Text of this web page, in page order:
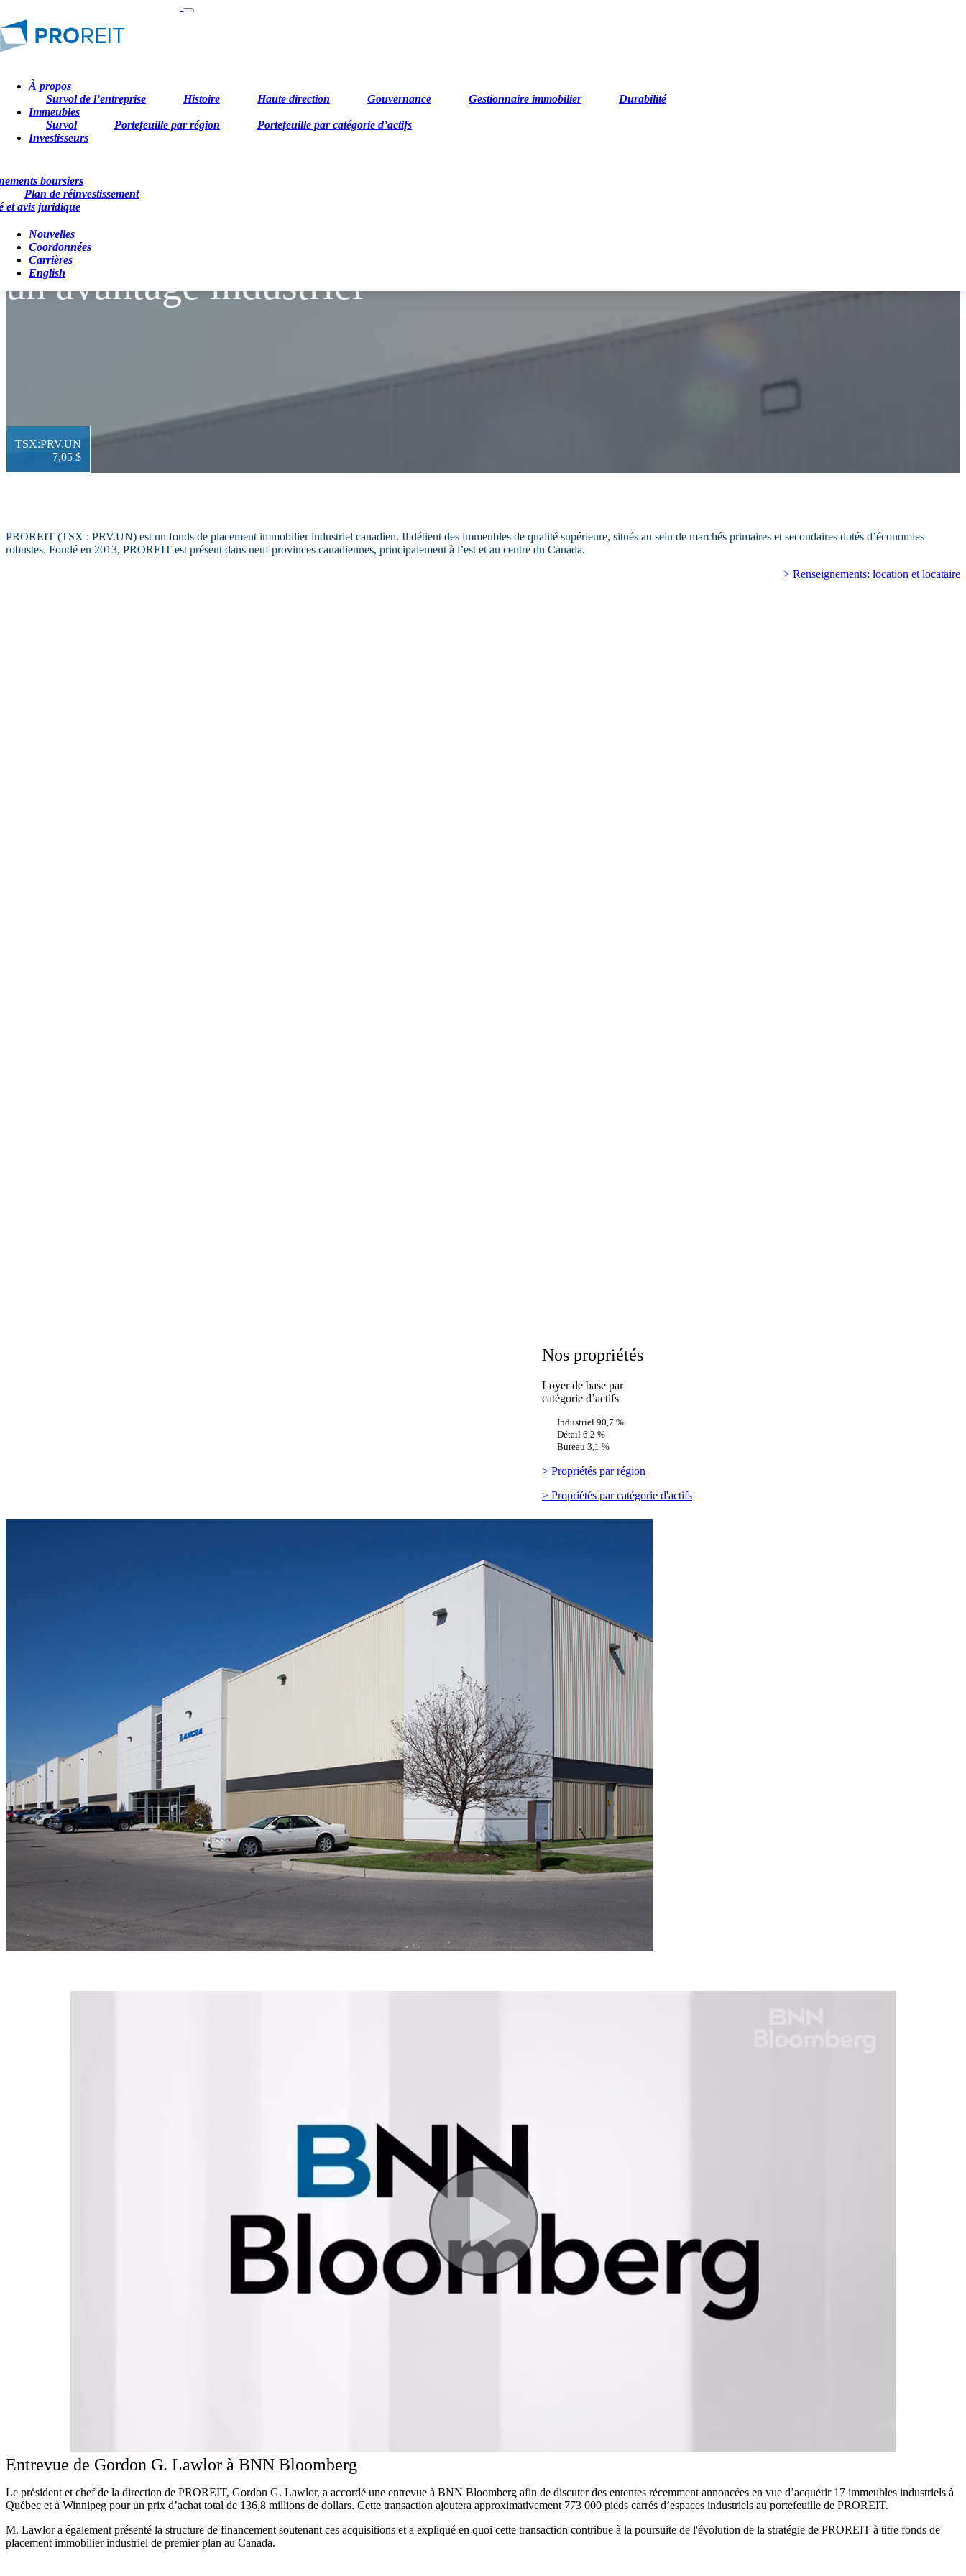
À propos
Survol de l’entreprise
Histoire Haute direction Gouvernance Gestionnaire immobilier
Durabilité
Immeubles
Survol
Portefeuille par région
Portefeuille par catégorie d’actifs
Investisseurs
boursiers
Plan de réinvestissement
et avis juridique
Nouvelles
Coordonnées
Carrières
English
Des fondements solides,
un avantage industriel
TSX:PRV.UN
7,05 $
PROREIT (TSX : PRV.UN) est un fonds de placement immobilier industriel canadien. Il détient des immeubles de qualité supérieure, situés au sein de marchés primaires et secondaires dotés d’économies
robustes. Fondé en 2013, PROREIT est présent dans neuf provinces canadiennes, principalement à l’est et au centre du Canada.
> Renseignements: location et locataire
Nos propriétés
Loyer de base par
catégorie d’actifs
Industriel 90,7 %
Détail 6,2 %
Bureau 3,1 %
> Propriétés par région
> Propriétés par catégorie d'actifs
Entrevue de Gordon G. Lawlor à BNN Bloomberg
Le président et chef de la direction de PROREIT, Gordon G. Lawlor, a accordé une entrevue à BNN Bloomberg afin de discuter des ententes récemment annoncées en vue d’acquérir 17 immeubles industriels à
Québec et à Winnipeg pour un prix d’achat total de 136,8 millions de dollars. Cette transaction ajoutera approximativement 773 000 pieds carrés d’espaces industriels au portefeuille de PROREIT.
M. Lawlor a également présenté la structure de financement soutenant ces acquisitions et a expliqué en quoi cette transaction contribue à la poursuite de l'évolution de la stratégie de PROREIT à titre fonds de
placement immobilier industriel de premier plan au Canada.